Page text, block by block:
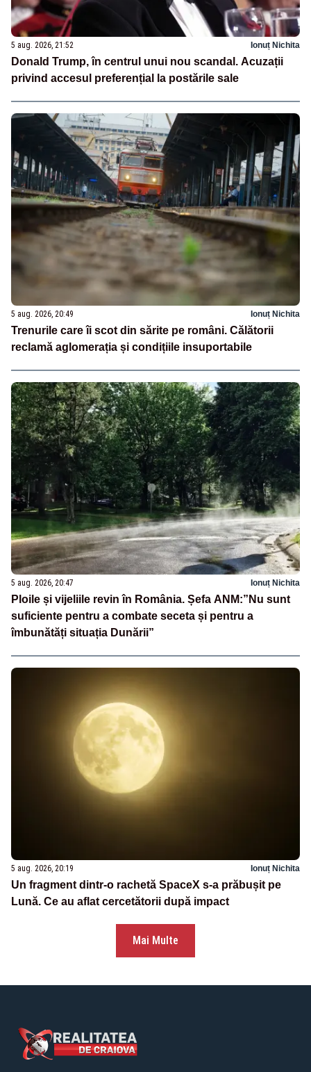
5 aug. 2026, 21:52 Ionuț Nichita
Donald Trump, în centrul unui nou scandal. Acuzații
privind accesul preferențial la postările sale
5 aug. 2026, 20:49 Ionuț Nichita
Trenurile care îi scot din sărite pe români. Călătorii
reclamă aglomerația și condițiile insuportabile
5 aug. 2026, 20:47 Ionuț Nichita
Ploile și vijeliile revin în România. Șefa ANM:”Nu sunt
suficiente pentru a combate seceta și pentru a
îmbunătăți situația Dunării”
5 aug. 2026, 20:19 Ionuț Nichita
Un fragment dintr-o rachetă SpaceX s-a prăbușit pe
Lună. Ce au aflat cercetătorii după impact
Mai Multe